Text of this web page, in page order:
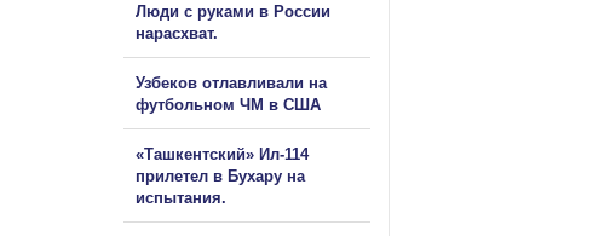
Люди с руками в России
нарасхват.
Узбеков отлавливали на
футбольном ЧМ в США
«Ташкентский» Ил-114
прилетел в Бухару на
испытания.